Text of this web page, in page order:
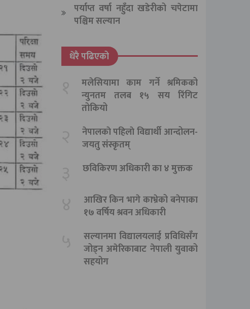
पर्याप्त वर्षा नहुँदा खडेरीको चपेटामा
पश्चिम सल्यान
धेरै पढिएको
मलेसियामा काम गर्ने श्रमिकको
न्युनतम तलब १५ सय रिंगिट
तोकियो
नेपालकाे पहिलाे विद्यार्थी आन्दोलन-
जयतु संस्कृतम्‌
छविकिरण अधिकारी का ४ मुक्तक
आखिर किन भागे काभ्रेको बनेपाका
१७ वर्षिय श्रवन अधिकारी
सल्यानमा विद्यालयलाई प्रविधिसँग
जोड्न अमेरिकाबाट नेपाली युवाको
सहयोग